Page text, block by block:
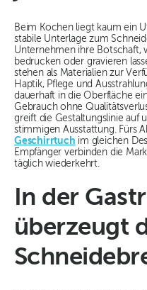
Beim Kochen liegt kaum ein
stabile Unterlage zum
Unternehmen ihre Botschaft,
bedrucken oder gravieren
stehen als Materialien zur
Haptik, Pflege und
dauerhaft in die Oberfläche
Gebrauch ohne
greift die Gestaltungslinie auf
stimmigen Ausstattung. Fürs
Geschirrtuch im gleichen
Empfänger verbinden die
täglich wiederkehrt.
In der
überzeugt